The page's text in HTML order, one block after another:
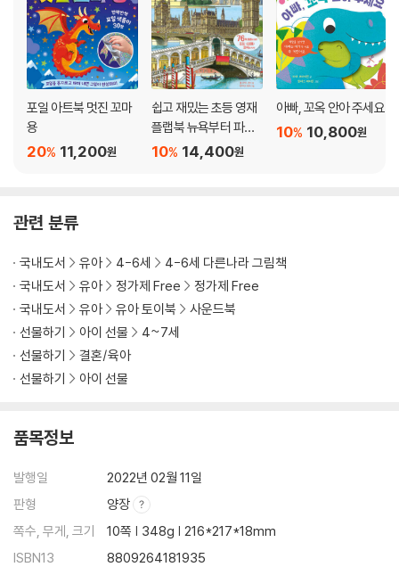
포일 아트북 멋진 꼬마
용
11,200원
20%
쉽고 재밌는 초등 영재
플랩북 뉴욕부터 파리
까지 세계의 대도시
14,400원
10%
아빠, 꼬옥 안아 주세요
10,800원
10%
관련 분류
국내도서 유아 4-6세
4-6세 다른나라 그림책
국내도서
유아 정가제 Free
정가제 Free
국내도서
유아 유아 토이북
사운드북
선물하기
아이 선물
4~7세
선물하기
결혼/육아
선물하기
아이 선물
품목정보
발행일
2022년 02월 11일
판형
양장
쪽수, 무게, 크기
10쪽 | 348g | 216*217*18mm
ISBN13
8809264181935